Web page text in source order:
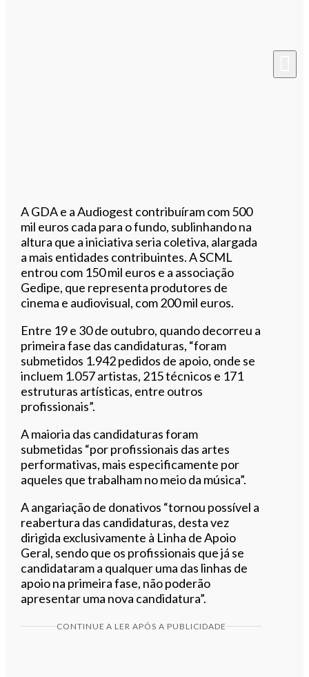
A GDA e a Audiogest contribuíram com 500
mil euros cada para o fundo, sublinhando na
altura que a iniciativa seria coletiva, alargada
a mais entidades contribuintes. A SCML
entrou com 150 mil euros e a associação
Gedipe, que representa produtores de
cinema e audiovisual, com 200 mil euros.
Entre 19 e 30 de outubro, quando decorreu a
primeira fase das candidaturas, “foram
submetidos 1.942 pedidos de apoio, onde se
incluem 1.057 artistas, 215 técnicos e 171
estruturas artísticas, entre outros
profissionais”.
A maioria das candidaturas foram
submetidas “por profissionais das artes
performativas, mais especificamente por
aqueles que trabalham no meio da música”.
A angariação de donativos “tornou possível a
reabertura das candidaturas, desta vez
dirigida exclusivamente à Linha de Apoio
Geral, sendo que os profissionais que já se
candidataram a qualquer uma das linhas de
apoio na primeira fase, não poderão
apresentar uma nova candidatura”.
CONTINUE A LER APÓS A PUBLICIDADE